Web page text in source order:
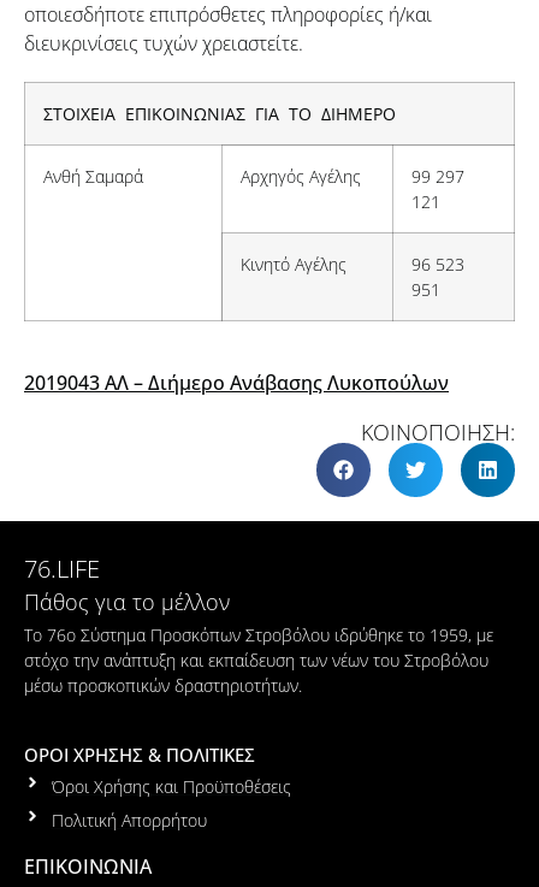
οποιεσδήποτε επιπρόσθετες πληροφορίες ή/και
διευκρινίσεις τυχών χρειαστείτε.
ΣΤΟΙΧΕΙΑ ΕΠΙΚΟΙΝΩΝΙΑΣ ΓΙΑ ΤΟ ΔΙΗΜΕΡΟ
Ανθή Σαμαρά Αρχηγός Αγέλης
99 297
121
Κινητό Αγέλης
96 523
951
2019043 ΑΛ – Διήμερο Ανάβασης Λυκοπούλων
ΚΟΙΝΟΠΟΙΗΣΗ:
76.LIFE
Πάθος για το μέλλον
Το 76ο Σύστημα Προσκόπων Στροβόλου ιδρύθηκε το 1959, με
στόχο την ανάπτυξη και εκπαίδευση των νέων του Στροβόλου
μέσω προσκοπικών δραστηριοτήτων.
ΟΡΟΙ ΧΡΗΣΗΣ & ΠΟΛΙΤΙΚΕΣ
Όροι Χρήσης και Προϋποθέσεις
Πολιτική Απορρήτου
ΕΠΙΚΟΙΝΩΝΙΑ